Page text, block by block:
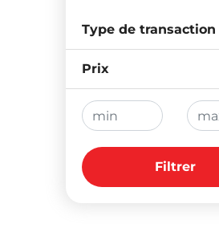
Type de transaction
Prix
Filtrer